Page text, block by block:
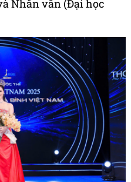
Nhân văn (Đại học